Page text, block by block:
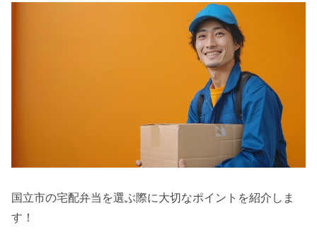
国立市の宅配弁当を選ぶ際に大切なポイントを紹介しま
す！